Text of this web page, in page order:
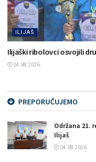
ILIJAŠ
Ilijaški ribolovci osvojili
04.08.2026.
PREPORUČUJEMO
Održana 21.
Ilijaš
04.08.2026.